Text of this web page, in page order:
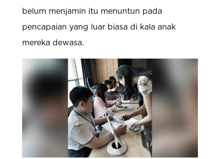
belum menjamin itu menuntun pada
pencapaian yang luar biasa di kala anak
mereka dewasa.